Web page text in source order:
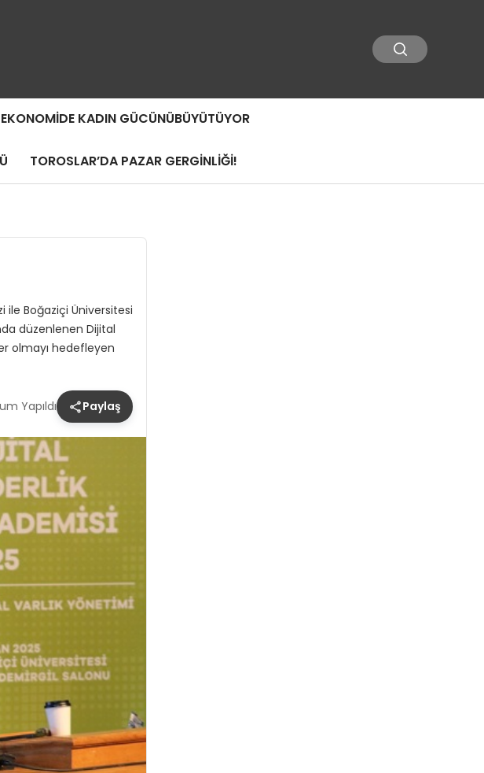
KADIN GÜCÜNÜBÜYÜTÜYOR
TOROSLAR’DA PAZAR GERGİNLİĞİ!
Boğaziçi Üniversitesi
düzenlenen Dijital
olmayı hedefleyen
Yapıldı Paylaş